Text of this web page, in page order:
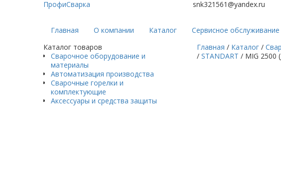
ПрофиСварка snk321561@yandex.ru
Главная
О компании Каталог Сервисное обслуживание
Каталог товаров
Сварочное оборудование и
материалы
Автоматизация производства
Сварочные горелки и
комплектующие
Аксессуары и средства защиты
Главная / Каталог/
/ STANDART / MIG 2500